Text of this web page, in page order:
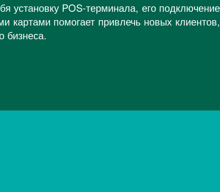
установку POS-терминала, его подключение
картами помогает привлечь новых клиентов,
бизнеса.